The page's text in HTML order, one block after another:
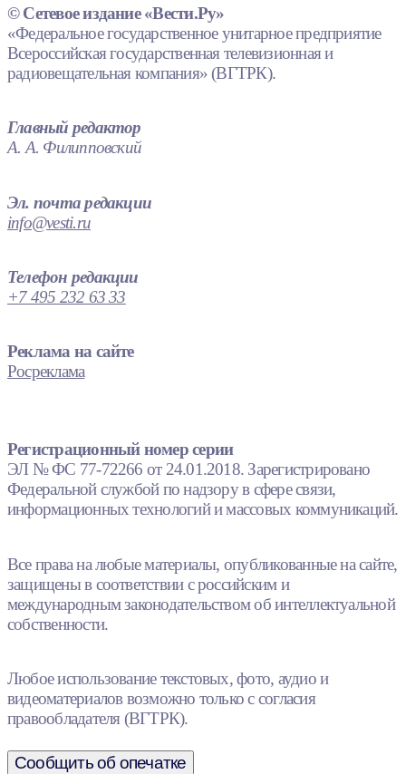
© Сетевое издание «Вести.Ру»
«Федеральное государственное унитарное предприятие
Всероссийская государственная телевизионная и
радиовещательная компания» (ВГТРК).
Главный редактор
А. А. Филипповский
Эл. почта редакции
info@vesti.ru
Телефон редакции
+7 495 232 63 33
Реклама на сайте
Росреклама
Регистрационный номер серии
ЭЛ № ФС 77-72266 от 24.01.2018. Зарегистрировано
Федеральной службой по надзору в сфере связи,
информационных технологий и массовых коммуникаций.
Все права на любые материалы, опубликованные на сайте,
защищены в соответствии с российским и
международным законодательством об интеллектуальной
собственности.
Любое использование текстовых, фото, аудио и
видеоматериалов возможно только с согласия
правообладателя (ВГТРК).
Сообщить об опечатке